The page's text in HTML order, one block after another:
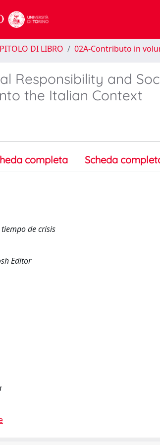
DI LIBRO 02A-Contributo in
Responsibility and
the Italian Context
completa Scheda
de crisis
Editor